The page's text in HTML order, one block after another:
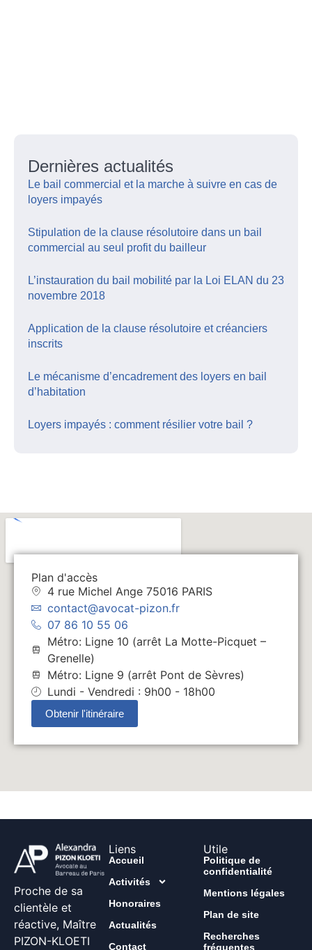
Dernières actualités
Le bail commercial et la marche à suivre en cas de
loyers impayés
Stipulation de la clause résolutoire dans un bail
commercial au seul profit du bailleur
L’instauration du bail mobilité par la Loi ELAN du 23
novembre 2018
Application de la clause résolutoire et créanciers
inscrits
Le mécanisme d’encadrement des loyers en bail
d’habitation
Loyers impayés : comment résilier votre bail ?
Plan d'accès
4 rue Michel Ange 75016 PARIS
contact@avocat-pizon.fr
07 86 10 55 06
Métro: Ligne 10 (arrêt La Motte-Picquet –
Grenelle)
Métro: Ligne 9 (arrêt Pont de Sèvres)
Lundi - Vendredi : 9h00 - 18h00
Obtenir l'itinéraire
Proche de sa
clientèle et
réactive, Maître
PIZON-KLOETI
Liens
Accueil
Activités
Honoraires
Actualités
Contact
Utile
Politique de
confidentialité
Mentions légales
Plan de site
Recherches
fréquentes